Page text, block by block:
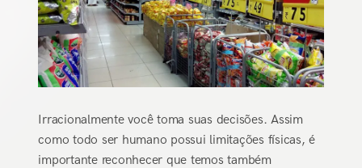
Irracionalmente você toma suas decisões. Assim
como todo ser humano possui limitações físicas, é
importante reconhecer que temos também